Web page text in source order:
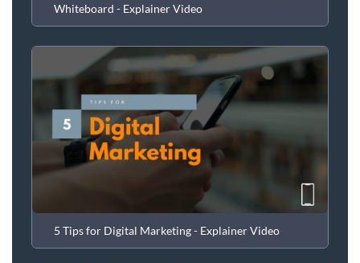
Whiteboard - Explainer Video
5 Tips for Digital Marketing - Explainer Video